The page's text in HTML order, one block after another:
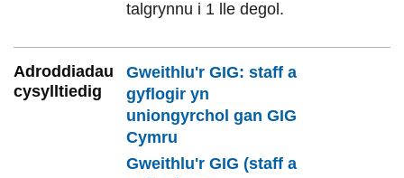
talgrynnu i 1 lle degol.
Adroddiadau
cysylltiedig
Gweithlu'r GIG: staff a
gyflogir yn
uniongyrchol gan GIG
Cymru
Gweithlu'r GIG (staff a